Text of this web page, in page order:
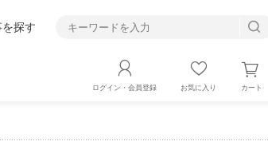
探す
ログイン・会員登録 お気に入り カート